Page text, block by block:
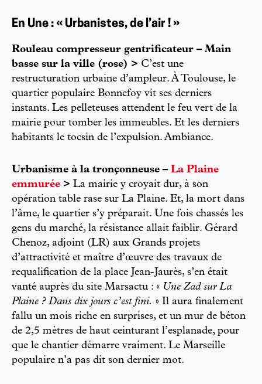
En Une : « Urbanistes, de l’air ! »
Rouleau compresseur gentrificateur – Main
basse sur la ville (rose) > C’est une
restructuration urbaine d’ampleur. À Toulouse, le
quartier populaire Bonnefoy vit ses derniers
instants. Les pelleteuses attendent le feu vert de la
mairie pour tomber les immeubles. Et les derniers
habitants le tocsin de l’expulsion. Ambiance.
Urbanisme à la tronçonneuse – La Plaine
emmurée > La mairie y croyait dur, à son
opération table rase sur La Plaine. Et, la mort dans
l’âme, le quartier s’y préparait. Une fois chassés les
gens du marché, la résistance allait faiblir. Gérard
Chenoz, adjoint (LR) aux Grands projets
d’attractivité et maître d’œuvre des travaux de
requalification de la place Jean-Jaurès, s’en était
vanté auprès du site Marsactu : « Une Zad sur La
Plaine ? Dans dix jours c’est fini. » Il aura finalement
fallu un mois riche en surprises, et un mur de béton
de 2,5 mètres de haut ceinturant l’esplanade, pour
que le chantier démarre vraiment. Le Marseille
populaire n’a pas dit son dernier mot.